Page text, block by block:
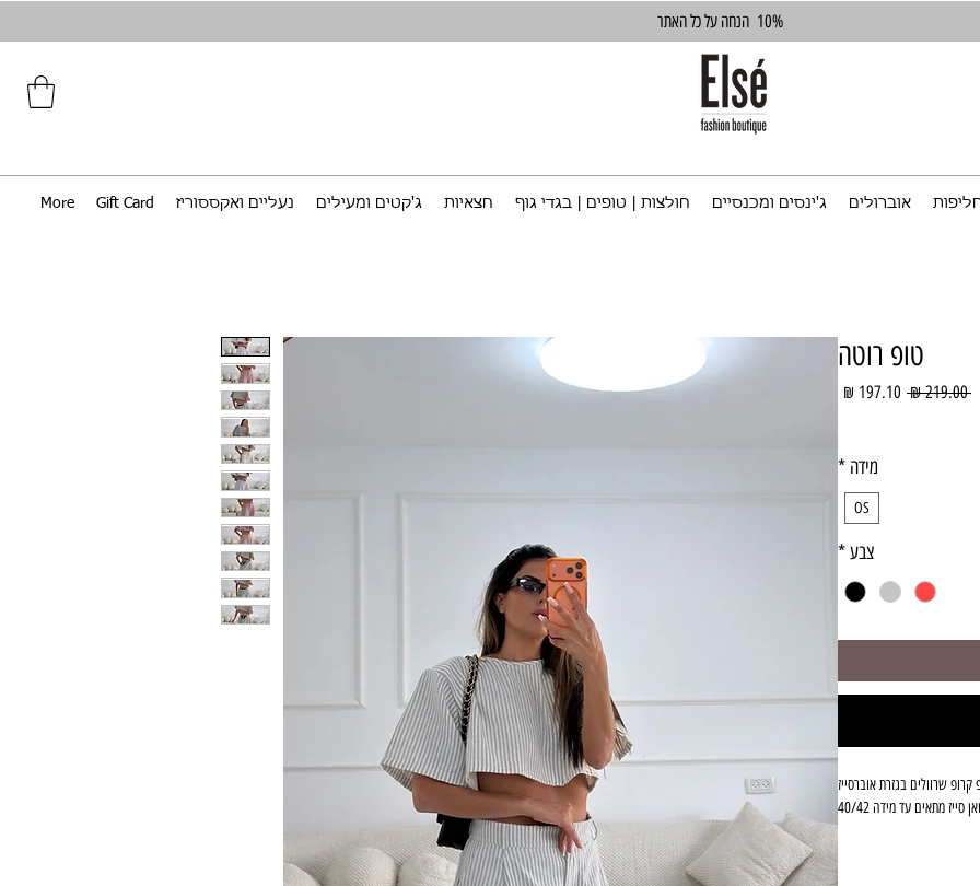
10% הנחה על כל האתר
אוברולים ג'ינסים ומכנסיים חולצות | טופים | בגדי גוף חצאיות ג'קטים ומעילים נעליים ואקססוריז Gift Card
More
טופ רוטה
‏219.00 ‏₪
מחיר
מידה *
OS
צבע*
קרופ שרוולים בגזרת אוברסייז
סייז מתאים עד מידה 40/42